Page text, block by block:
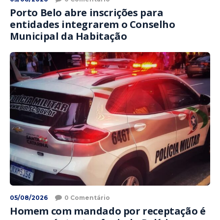
Porto Belo abre inscrições para
entidades integrarem o Conselho
Municipal da Habitação
05/08/2026 0 Comentário
Homem com mandado por receptação é